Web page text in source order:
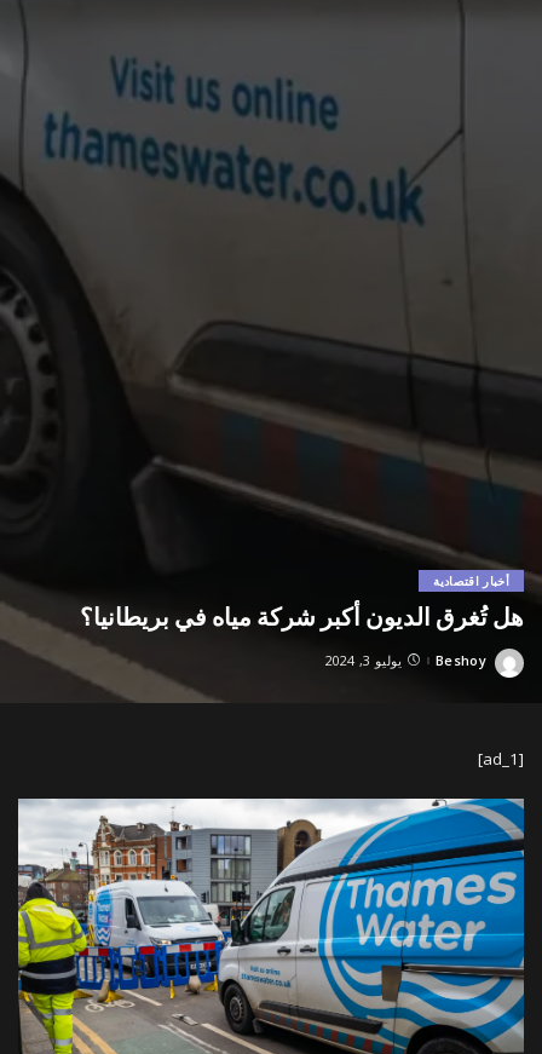
أخبار اقتصادية
هل تُغرق الديون أكبر شركة مياه في بريطانيا؟
Posted
Beshoy يوليو 3, 2024
[ad_1]